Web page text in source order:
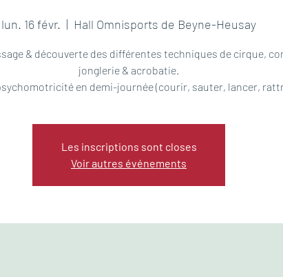
lun. 16 févr.
  |
Hall Omnisports de Beyne-Heusay
& découverte des différentes techniques de cirque,
jonglerie & acrobatie.
en demi-journée (courir, sauter, lancer,
Les inscriptions sont closes
Voir autres événements